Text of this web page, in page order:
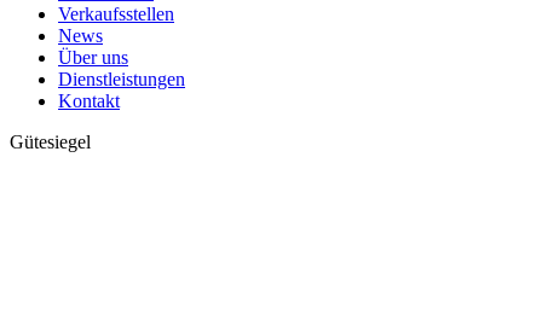
Verkaufsstellen
News
Über uns
Dienstleistungen
Kontakt
Gütesiegel